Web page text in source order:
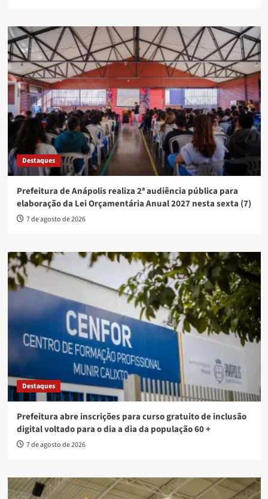
Destaques
Prefeitura de Anápolis realiza 2ª audiência pública para
elaboração da Lei Orçamentária Anual 2027 nesta sexta (7)
7 de agosto de 2026
Destaques
Prefeitura abre inscrições para curso gratuito de inclusão
digital voltado para o dia a dia da população 60 +
7 de agosto de 2026